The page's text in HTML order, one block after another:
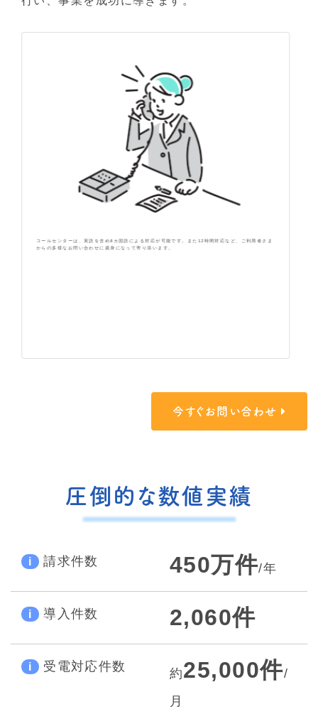
コールセンターは、英語を含め8カ国語による対応が可能です。また12時間対応など、ご利用者さま
からの多様なお問い合わせに親身になって寄り添います。
今すぐお問い合わせ
圧倒的な数値実績
i 請求件数 450万件/年
i 導入件数 2,060件
i 受電対応件数 約25,000件/
月